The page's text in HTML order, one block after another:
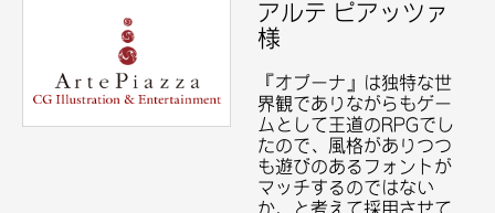
アルテ ピアッツァ
様
『オプーナ』は独特な世
界観でありながらもゲー
ムとして王道のRPGでし
たので、風格がありつつ
も遊びのあるフォントが
マッチするのではない
か、と考えて採用させて